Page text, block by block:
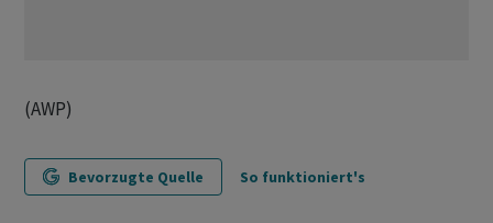
(AWP)
Bevorzugte Quelle So funktioniert's